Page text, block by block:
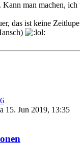
Kann man machen,
das ist keine
15. Jun 2019, 13:35